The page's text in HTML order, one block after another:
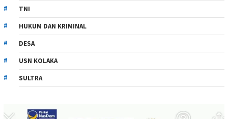
TNI
HUKUM DAN KRIMINAL
DESA
USN KOLAKA
SULTRA